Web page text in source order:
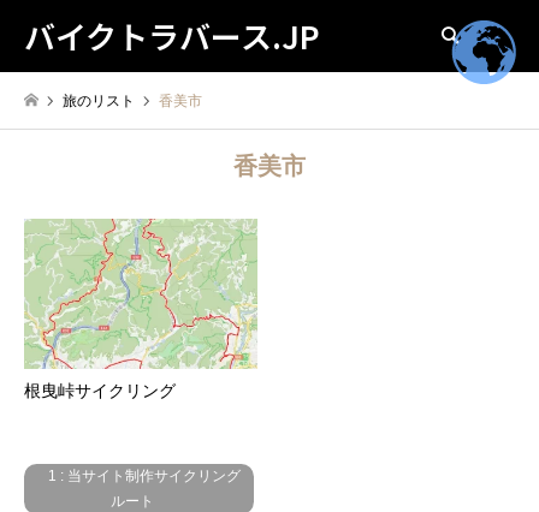
バイクトラバース.JP 検索
旅のリスト 香美市
香美市
根曳峠サイクリング
1 : 当サイト制作サイクリング
ルート